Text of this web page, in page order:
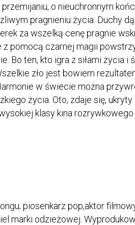
o nieuchronnym
pragnieniu życia. Duchy
za wszelką cenę pragnie
z pomocą czarnej magii
Bo ten, kto igra z siłami życia i
zło jest bowiem
w świecie można
życia. Oto, zdaje się,
klasy kina
piosenkarz pop,aktor
marki odzieżowej.